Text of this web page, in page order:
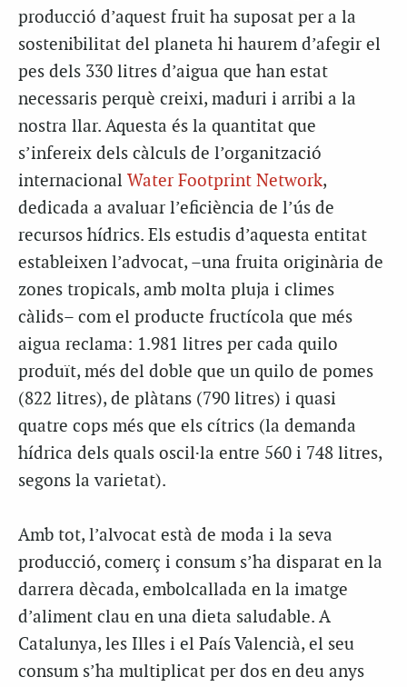
producció d’aquest fruit ha suposat per a la
sostenibilitat del planeta hi haurem d’afegir el
pes dels 330 litres d’aigua que han estat
necessaris perquè creixi, maduri i arribi a la
nostra llar. Aquesta és la quantitat que
s’infereix dels càlculs de l’organització
internacional Water Footprint Network,
dedicada a avaluar l’eficiència de l’ús de
recursos hídrics. Els estudis d’aquesta entitat
estableixen l’advocat, –una fruita originària de
zones tropicals, amb molta pluja i climes
càlids– com el producte fructícola que més
aigua reclama: 1.981 litres per cada quilo
produït, més del doble que un quilo de pomes
(822 litres), de plàtans (790 litres) i quasi
quatre cops més que els cítrics (la demanda
hídrica dels quals oscil·la entre 560 i 748 litres,
segons la varietat).
Amb tot, l’alvocat està de moda i la seva
producció, comerç i consum s’ha disparat en la
darrera dècada, embolcallada en la imatge
d’aliment clau en una dieta saludable. A
Catalunya, les Illes i el País Valencià, el seu
consum s’ha multiplicat per dos en deu anys